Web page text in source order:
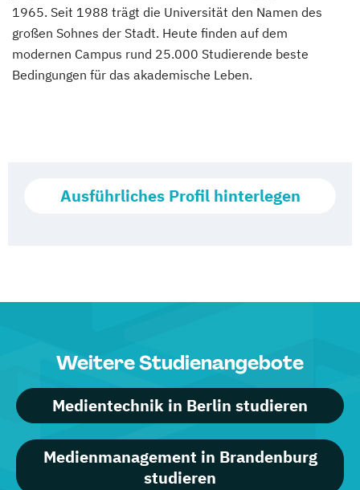
1965. Seit 1988 trägt die Universität den Namen des
großen Sohnes der Stadt. Heute finden auf dem
modernen Campus rund 25.000 Studierende beste
Bedingungen für das akademische Leben.
Ausführliches Profil hinterlegen
Weitere Studienangebote
Medientechnik in Berlin studieren
Medienmanagement in Brandenburg
studieren